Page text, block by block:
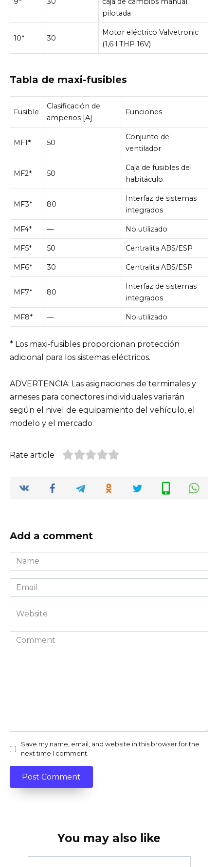
pilotada
10* 30
Motor eléctrico Valvetronic
(1,6 l THP 16V)
Tabla de maxi-fusibles
Fusible
Clasificación de
amperios [A]
Funciones
MF1* 50
Conjunto de
ventilador
MF2* 50
Caja de fusibles del
habitáculo
MF3* 80
Interfaz de sistemas
integrados
MF4* — No utilizado
MF5* 50 Centralita ABS/ESP
MF6* 30 Centralita ABS/ESP
MF7* 80
Interfaz de sistemas
integrados
MF8* — No utilizado
* Los maxi-fusibles proporcionan protección
adicional para los sistemas eléctricos.
ADVERTENCIA: Las asignaciones de terminales y
arneses para conectores individuales variarán
según el nivel de equipamiento del vehículo, el
modelo y el mercado.
Rate article
Add a comment
Name
*
Email
*
Website
Comment
Save my name, email, and website in this browser for the
next time I comment.
You may also like